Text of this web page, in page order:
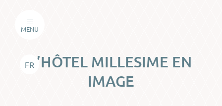
MENU
FRL’HÔTEL MILLESIME EN
IMAGE